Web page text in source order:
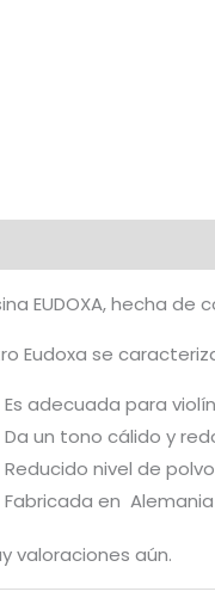
EUDOXA, hecha
Eudoxa se
Es adecuada para
Da un tono cálido y
Reducido nivel de
Fabricada en Alemania
valoraciones aún.